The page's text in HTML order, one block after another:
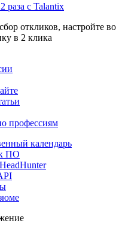
раза с Talantix
откликов, настройте
в 2 клика
профессиям
календарь
ПО